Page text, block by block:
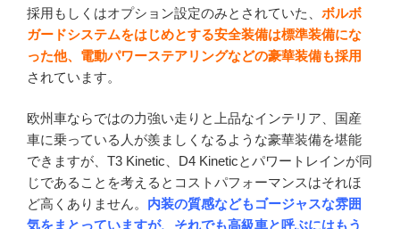
採用もしくはオプション設定のみとされていた、 ボルボ
ガードシステムをはじめとする安全装備は標準装備にな
った他、電動パワーステアリングなどの豪華装備も採用
されています。
欧州車ならではの力強い走りと上品なインテリア、国産
車に乗っている人が羨ましくなるような豪華装備を堪能
できますが、T3 Kinetic、D4 Kineticとパワートレインが同
じであることを考えるとコストパフォーマンスはそれほ
ど高くありません。 内装の質感などもゴージャスな雰囲
気をまとっていますが、それでも高級車と呼ぶにはもう